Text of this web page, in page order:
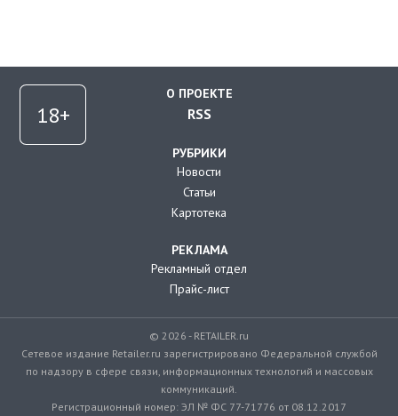
О ПРОЕКТЕ
RSS
РУБРИКИ
Новости
Статьи
Картотека
РЕКЛАМА
Рекламный отдел
Прайс-лист
© 2026 - RETAILER.ru
Сетевое издание Retailer.ru зарегистрировано Федеральной службой
по надзору в сфере связи, информационных технологий и массовых
коммуникаций.
Регистрационный номер: ЭЛ № ФС 77-71776 от 08.12.2017